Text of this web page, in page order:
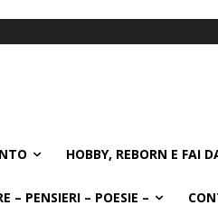
HOBBY, REBORN E FAI
– PENSIERI – POESIE –